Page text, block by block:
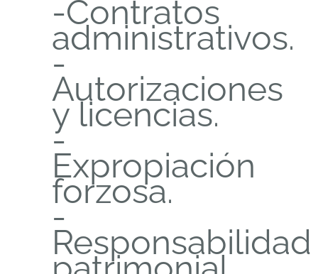
-Contratos
administrativos.
-
Autorizaciones
y licencias.
-
Expropiación
forzosa.
-
Responsabilidad